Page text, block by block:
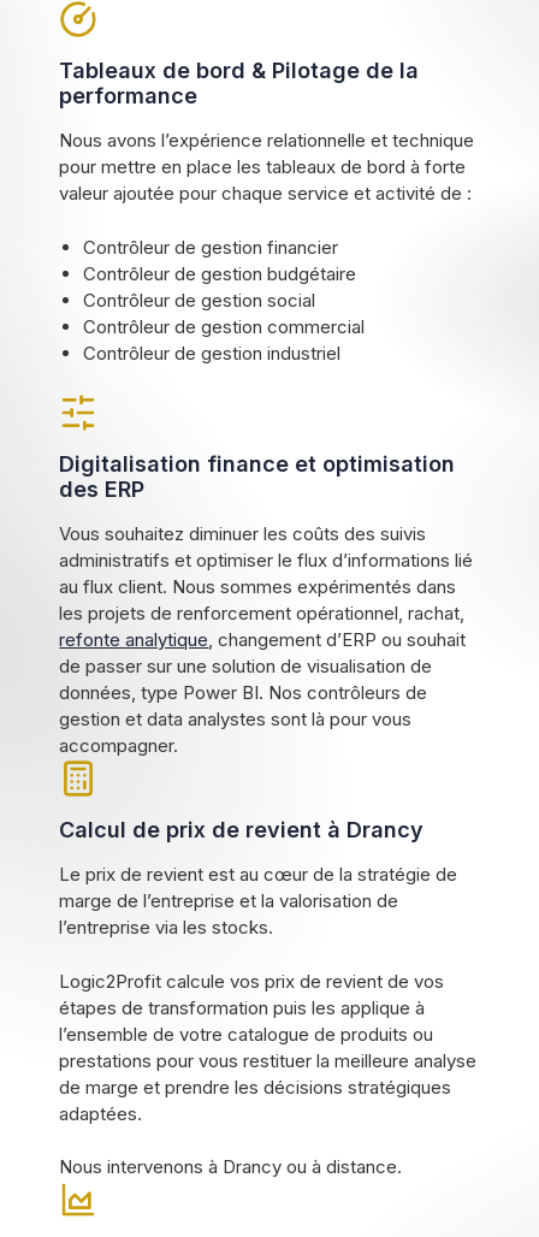
Tableaux de bord & Pilotage de la
performance
Nous avons l’expérience relationnelle et technique
pour mettre en place les tableaux de bord à forte
valeur ajoutée pour chaque service et activité de :
Contrôleur de gestion financier
Contrôleur de gestion budgétaire
Contrôleur de gestion social
Contrôleur de gestion commercial
Contrôleur de gestion industriel
Digitalisation finance et optimisation
des ERP
Vous souhaitez diminuer les coûts des suivis
administratifs et optimiser le flux d’informations lié
au flux client. Nous sommes expérimentés dans
les projets de renforcement opérationnel, rachat,
refonte analytique, changement d’ERP ou souhait
de passer sur une solution de visualisation de
données, type Power BI. Nos contrôleurs de
gestion et data analystes sont là pour vous
accompagner.
Calcul de prix de revient à Drancy
Le prix de revient est au cœur de la stratégie de
marge de l’entreprise et la valorisation de
l’entreprise via les stocks.
Logic2Profit calcule vos prix de revient de vos
étapes de transformation puis les applique à
l’ensemble de votre catalogue de produits ou
prestations pour vous restituer la meilleure analyse
de marge et prendre les décisions stratégiques
adaptées.
Nous intervenons à Drancy ou à distance.